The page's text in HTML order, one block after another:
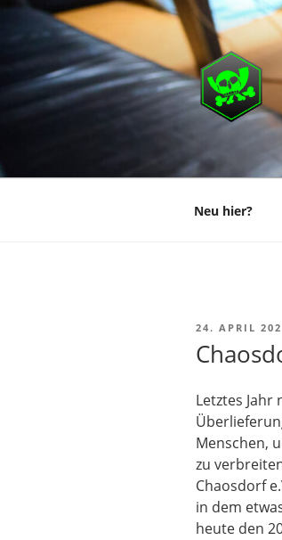
Zum
Neu hier?
24. APRIL
Letztes Jahr
Menschen,
zu
Chaosdorf
in dem
heute den